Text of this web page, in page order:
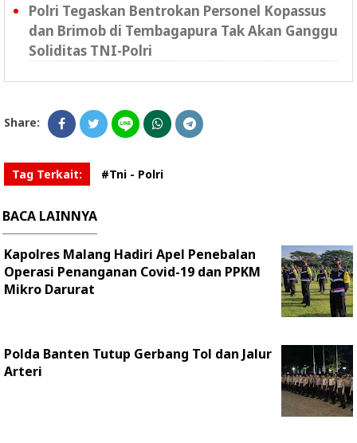
Polri Tegaskan Bentrokan Personel Kopassus
dan Brimob di Tembagapura Tak Akan Ganggu
Soliditas TNI-Polri
Share:
Tag Terkait: #Tni - Polri
BACA LAINNYA
Kapolres Malang Hadiri Apel Penebalan
Operasi Penanganan Covid-19 dan PPKM
Mikro Darurat
Polda Banten Tutup Gerbang Tol dan Jalur
Arteri